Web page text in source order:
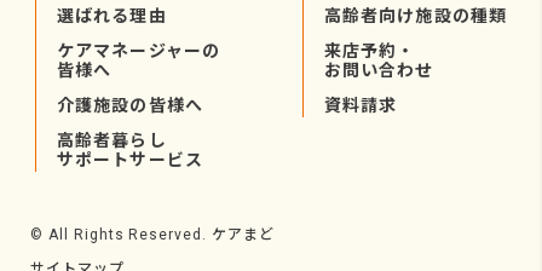
選ばれる理由
ケアマネージャーの
皆様へ
介護施設の皆様へ
高齢者暮らし
サポートサービス
高齢者向け施設の種類
来店予約・
お問い合わせ
資料請求
© All Rights Reserved. ケアまど
サイトマップ